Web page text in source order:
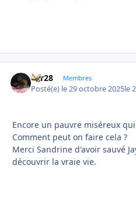
frfr28 Membres
Posté(e) le 29 octobre 2025le
Encore un pauvre miséreux
Comment peut on faire cela ?
Merci Sandrine d'avoir sauvé
découvrir la vraie vie.